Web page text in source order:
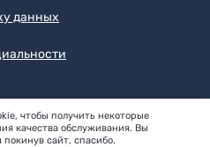
данных
чтобы получить некоторые
качества обслуживания. Вы
покинув сайт, спасибо.